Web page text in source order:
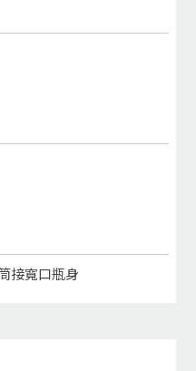
接寬口瓶身